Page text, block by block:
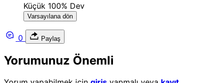
Küçük 100% Dev
Varsayılana dön
0 Paylaş
Yorumunuz Önemli